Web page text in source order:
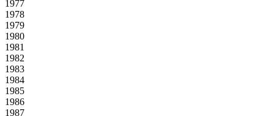
1977
1978
1979
1980
1981
1982
1983
1984
1985
1986
1987